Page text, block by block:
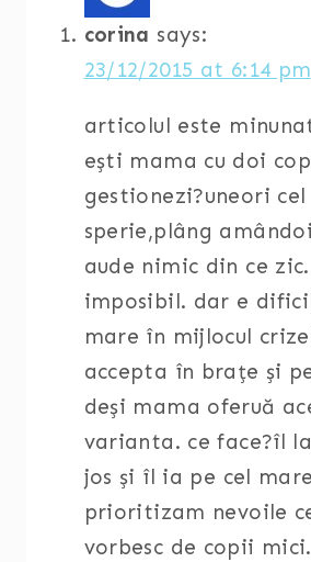
ales
ce
este
bine
sa
le
vorbim
despre
asta)
corina says:
23/12/2015 at 6:14 pm
articolul este
ești mama cu doi
gestionezi?uneori cel
sperie,plâng
aude nimic din ce
imposibil. dar e
mare în mijlocul
accepta în brațe și
deși mama oferuă
varianta. ce face?îl
jos și îl ia pe cel
prioritizam nevoile
vorbesc de copii